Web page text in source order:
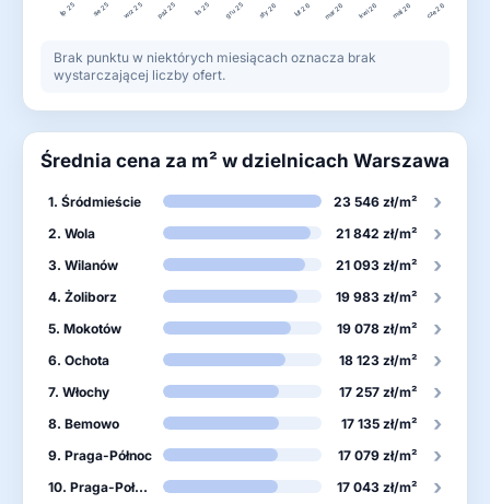
lip 25 sie 25 wrz 25 paź 25 lis 25 gru 25 sty 26 lut 26 mar 26 kwi 26 maj 26 cze 26
Brak punktu w niektórych miesiącach oznacza brak
wystarczającej liczby ofert.
Średnia cena za m² w dzielnicach Warszawa
1. Śródmieście 23 546 zł/m² ›
2. Wola 21 842 zł/m² ›
3. Wilanów 21 093 zł/m² ›
4. Żoliborz 19 983 zł/m² ›
5. Mokotów 19 078 zł/m² ›
6. Ochota 18 123 zł/m² ›
7. Włochy 17 257 zł/m² ›
8. Bemowo 17 135 zł/m² ›
9. Praga-Północ 17 079 zł/m² ›
10. Praga-Południe 17 043 zł/m² ›